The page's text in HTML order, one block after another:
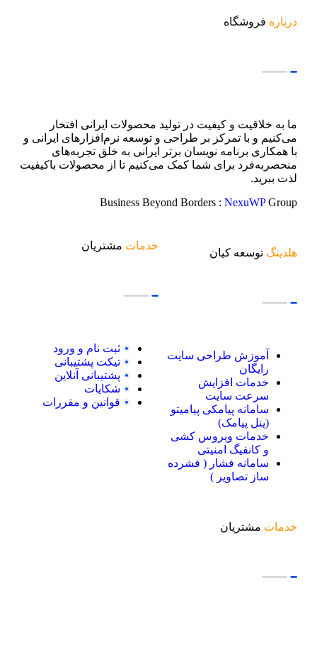
درباره فروشگاه
ما به خلاقیت و کیفیت در تولید محصولات ایرانی افتخار
می‌کنیم و با تمرکز بر طراحی و توسعه نرم‌افزارهای ایرانی و
با همکاری برنامه نویسان برتر ایرانی به خلق تجربه‌های
منحصربه‌فرد برای شما کمک می‌کنیم تا از محصولات باکیفیت
لذت ببرید.
Business Beyond Borders : NexuWPGroup
هلدینگ توسعه کیان
آموزش طراحی سایت
رایگان
خدمات افزایش
سرعت سایت
سامانه پیامکی پیامیتو
(پنل پیامک)
خدمات ویروس کشی
و کانفیگ امنیتی
سامانه فشار ( فشرده
ساز تصاویر )
خدمات مشتریان
ثبت نام و ورود
تیکت پشتیبانی
پشتیبانی آنلاین
شکایات
قوانین و مقررات
خدمات مشتریان